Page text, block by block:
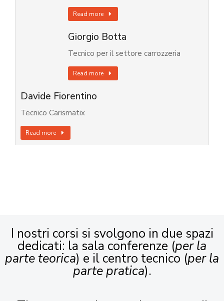
Read more
Giorgio Botta
Tecnico per il settore carrozzeria
Read more
Davide Fiorentino
Tecnico Carismatix
Read more
I nostri corsi si svolgono in due spazi
dedicati: la sala conferenze (per la
parte teorica) e il centro tecnico (per la
parte pratica).